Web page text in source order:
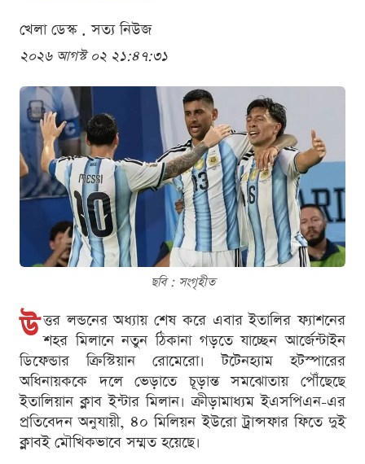
খেলা ডেস্ক . সত্য নিউজ
২০২৬ আগস্ট ০২ ২১:৪৭:৩১
ছবি : সংগৃহীত
উ ত্তর লন্ডনের অধ্যায় শেষ করে এবার ইতালির ফ্যাশনের
শহর মিলানে নতুন ঠিকানা গড়তে যাচ্ছেন আর্জেন্টাইন
ডিফেন্ডার ক্রিস্টিয়ান রোমেরো। টটেনহ্যাম হটস্পারের
অধিনায়ককে দলে ভেড়াতে চূড়ান্ত সমঝোতায় পৌঁছেছে
ইতালিয়ান ক্লাব ইন্টার মিলান। ক্রীড়ামাধ্যম ইএসপিএন-এর
প্রতিবেদন অনুযায়ী, ৪০ মিলিয়ন ইউরো ট্রান্সফার ফিতে দুই
ক্লাবই মৌখিকভাবে সম্মত হয়েছে।